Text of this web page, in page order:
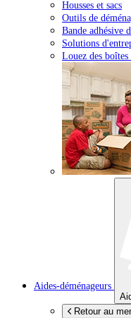
Housses et sacs
Outils de
Bande adhésive
Solutions
Louez des boîtes
Aides-déménageurs
Retour au